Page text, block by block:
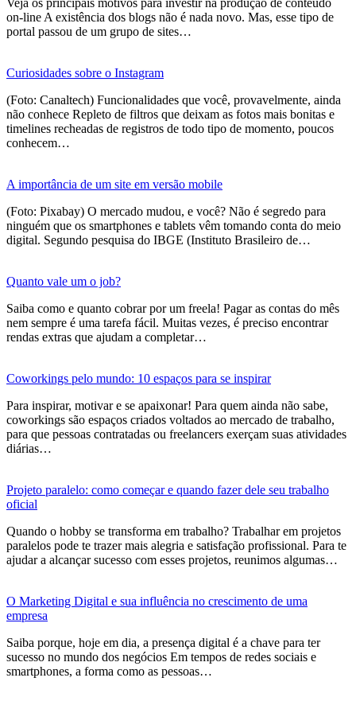
Veja os principais motivos para investir na produção de conteúdo
on-line A existência dos blogs não é nada novo. Mas, esse tipo de
portal passou de um grupo de sites…
Curiosidades sobre o Instagram
(Foto: Canaltech) Funcionalidades que você, provavelmente, ainda
não conhece Repleto de filtros que deixam as fotos mais bonitas e
timelines recheadas de registros de todo tipo de momento, poucos
conhecem…
A importância de um site em versão mobile
(Foto: Pixabay) O mercado mudou, e você? Não é segredo para
ninguém que os smartphones e tablets vêm tomando conta do meio
digital. Segundo pesquisa do IBGE (Instituto Brasileiro de…
Quanto vale um o job?
Saiba como e quanto cobrar por um freela! Pagar as contas do mês
nem sempre é uma tarefa fácil. Muitas vezes, é preciso encontrar
rendas extras que ajudam a completar…
Coworkings pelo mundo: 10 espaços para se inspirar
Para inspirar, motivar e se apaixonar! Para quem ainda não sabe,
coworkings são espaços criados voltados ao mercado de trabalho,
para que pessoas contratadas ou freelancers exerçam suas atividades
diárias…
Projeto paralelo: como começar e quando fazer dele seu trabalho
oficial
Quando o hobby se transforma em trabalho? Trabalhar em projetos
paralelos pode te trazer mais alegria e satisfação profissional. Para te
ajudar a alcançar sucesso com esses projetos, reunimos algumas…
O Marketing Digital e sua influência no crescimento de uma
empresa
Saiba porque, hoje em dia, a presença digital é a chave para ter
sucesso no mundo dos negócios Em tempos de redes sociais e
smartphones, a forma como as pessoas…